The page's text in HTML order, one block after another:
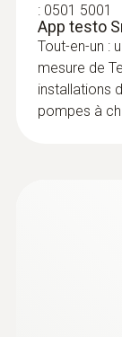
: 0501 5001
App testo
Tout-en-un :
mesure de
installations
pompes à